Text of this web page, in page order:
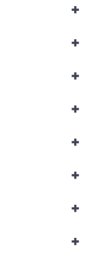
+
+
+
+
+
+
+
+